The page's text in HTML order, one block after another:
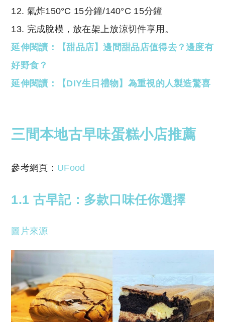
12. 氣炸150°C 15分鐘/140°C 15分鐘
13. 完成脫模，放在架上放涼切件享用。
延伸閱讀：【甜品店】邊間甜品店值得去？邊度有
好野食？
延伸閱讀：【DIY生日禮物】為重視的人製造驚喜
三間本地古早味蛋糕小店推薦
參考網頁： UFood
1.1 古早記：多款口味任你選擇
圖片來源